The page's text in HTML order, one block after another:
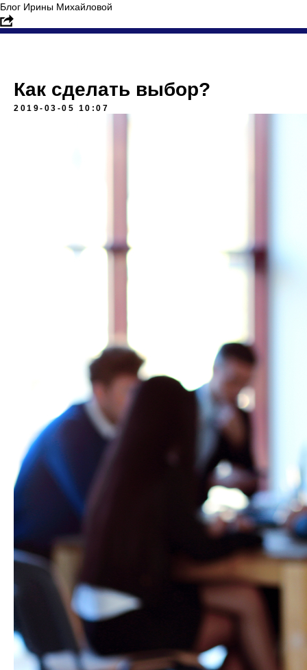
Блог Ирины Михайловой
Как сделать выбор?
2019-03-05 10:07